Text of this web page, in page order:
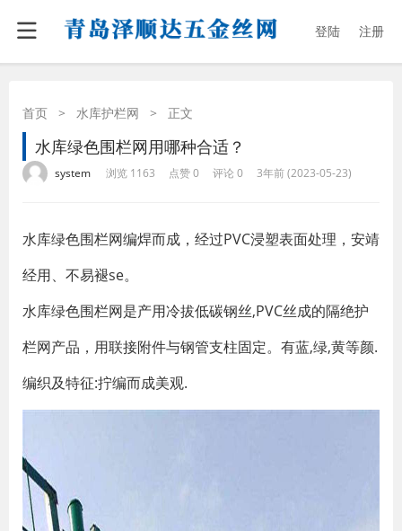
登陆 注册
首页 > 水库护栏网 > 正文
水库绿色围栏网用哪种合适？
system 浏览 1163 点赞 0 评论 0 3年前 (2023-05-23)
水库绿色围栏网编焊而成，经过PVC浸塑表面处理，安靖
经用、不易褪se。
水库绿色围栏网是产用冷拔低碳钢丝,PVC丝成的隔绝护
栏网产品，用联接附件与钢管支柱固定。有蓝,绿,黄等颜.
编织及特征:拧编而成美观.